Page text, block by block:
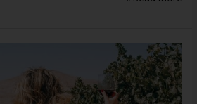
שוק
היין
הישראלי:
תמונה